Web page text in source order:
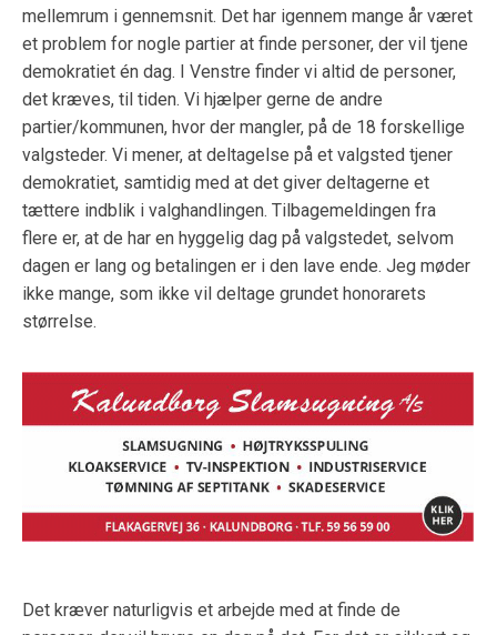
mellemrum i gennemsnit. Det har igennem mange år været
et problem for nogle partier at finde personer, der vil tjene
demokratiet én dag. I Venstre finder vi altid de personer,
det kræves, til tiden. Vi hjælper gerne de andre
partier/kommunen, hvor der mangler, på de 18 forskellige
valgsteder. Vi mener, at deltagelse på et valgsted tjener
demokratiet, samtidig med at det giver deltagerne et
tættere indblik i valghandlingen. Tilbagemeldingen fra
flere er, at de har en hyggelig dag på valgstedet, selvom
dagen er lang og betalingen er i den lave ende. Jeg møder
ikke mange, som ikke vil deltage grundet honorarets
størrelse.
Det kræver naturligvis et arbejde med at finde de